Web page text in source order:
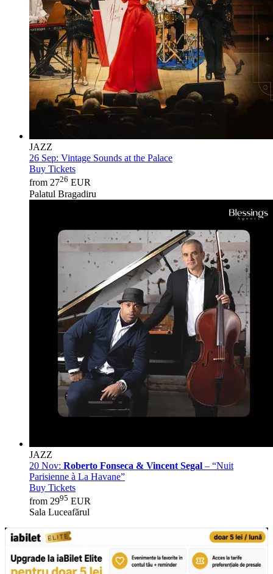
JAZZ
26 Sep: Vintage Sounds at the Palace
Buy Tickets
from 2726 EUR
Palatul Bragadiru
JAZZ
20 Nov: Roberto Fonseca & Vincent Segal – “Nuit
Parisienne à La Havane”
Buy Tickets
from 2995 EUR
Sala Luceafărul